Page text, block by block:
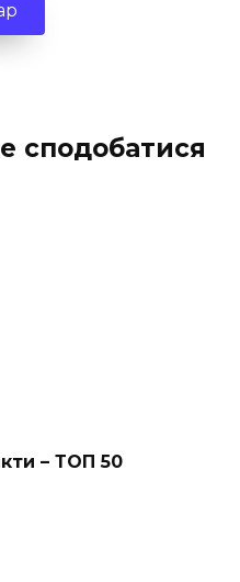
сподобатися
– ТОП 50